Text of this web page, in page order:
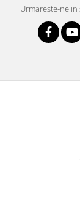
Urmareste-ne in